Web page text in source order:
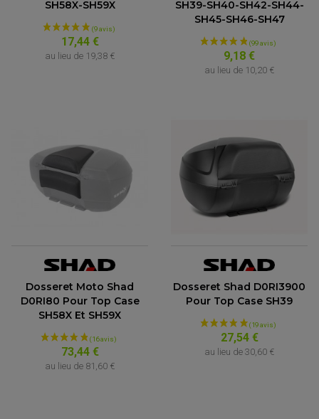
(1 avis)
SH58X-SH59X
17,44 €
au lieu de 19,38 €
SH39-SH40-SH42-SH44-
SH45-SH46-SH47
9,18 €
au lieu de 10,20 €
Dosseret Moto Shad
D0RI80 Pour Top Case
SH58X Et SH59X
73,44 €
au lieu de 81,60 €
Dosseret Shad D0RI3900
Pour Top Case SH39
27,54 €
au lieu de 30,60 €